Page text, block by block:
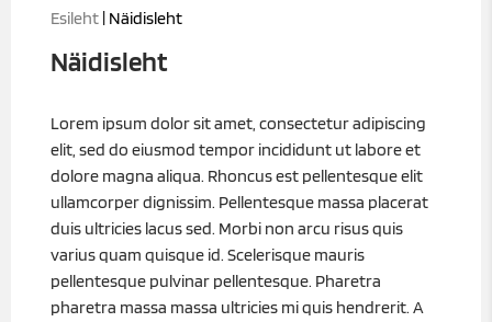
Esileht| Näidisleht
Näidisleht
Lorem ipsum dolor sit amet, consectetur adipiscing
elit, sed do eiusmod tempor incididunt ut labore et
dolore magna aliqua. Rhoncus est pellentesque elit
ullamcorper dignissim. Pellentesque massa placerat
duis ultricies lacus sed. Morbi non arcu risus quis
varius quam quisque id. Scelerisque mauris
pellentesque pulvinar pellentesque. Pharetra
pharetra massa massa ultricies mi quis hendrerit. A